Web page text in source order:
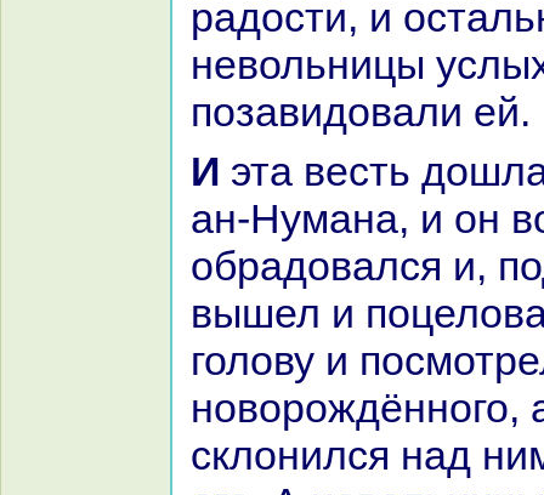
paдости, и
невольницы
позавидовали ей.
И эта весть дошла до Омаpa ибн
ан-Нуманa, и он
обpaдовался и,
вышел и
голову и
новорождённого,
склонился нaд